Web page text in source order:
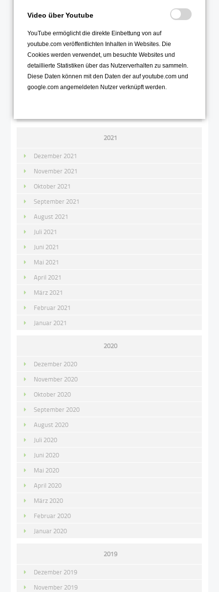
Mai 2022
April 2022
März 2022
2021
Dezember 2021
November 2021
Oktober 2021
September 2021
August 2021
Juli 2021
Juni 2021
Mai 2021
April 2021
März 2021
Februar 2021
Januar 2021
2020
Dezember 2020
November 2020
Oktober 2020
September 2020
August 2020
Juli 2020
Juni 2020
Mai 2020
April 2020
März 2020
Februar 2020
Januar 2020
2019
Dezember 2019
November 2019
Video über Youtube
YouTube ermöglicht die direkte Einbettung von auf
youtube.com veröffentlichten Inhalten in Websites. Die
Cookies werden verwendet, um besuchte Websites und
detaillierte Statistiken über das Nutzerverhalten zu sammeln.
Diese Daten können mit den Daten der auf youtube.com und
google.com angemeldeten Nutzer verknüpft werden.